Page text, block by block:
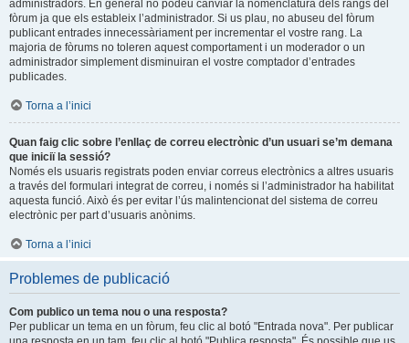
administradors. En general no podeu canviar la nomenclatura dels rangs del
fòrum ja que els estableix l’administrador. Si us plau, no abuseu del fòrum
publicant entrades innecessàriament per incrementar el vostre rang. La
majoria de fòrums no toleren aquest comportament i un moderador o un
administrador simplement disminuiran el vostre comptador d’entrades
publicades.
Torna a l’inici
Quan faig clic sobre l’enllaç de correu electrònic d’un usuari se’m demana
que iniciï la sessió?
Només els usuaris registrats poden enviar correus electrònics a altres usuaris
a través del formulari integrat de correu, i només si l’administrador ha habilitat
aquesta funció. Això és per evitar l’ús malintencionat del sistema de correu
electrònic per part d’usuaris anònims.
Torna a l’inici
Problemes de publicació
Com publico un tema nou o una resposta?
Per publicar un tema en un fòrum, feu clic al botó "Entrada nova". Per publicar